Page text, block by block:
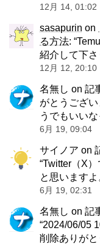
12月 14, 01:02
sasapurin on
る方法: “
紹介して下
12月 12, 20:10
名無し on 記
がとうござ
うでもいい
6月 19, 09:04
サイノア on
“Twitter（X
と思います
6月 19, 02:31
名無し on 記
“2024/06/05
削除ありが